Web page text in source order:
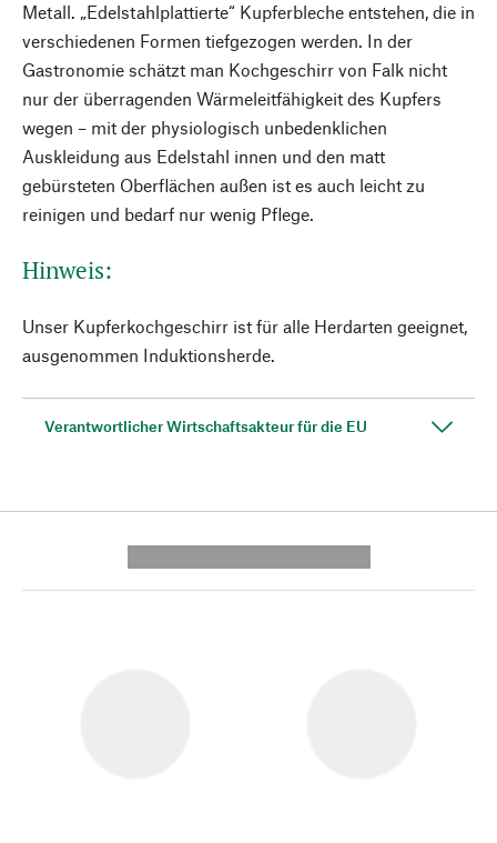
Metall. „Edelstahlplattierte“ Kupferbleche entstehen, die in
verschiedenen Formen tiefgezogen werden. In der
Gastronomie schätzt man Kochgeschirr von Falk nicht
nur der überragenden Wärmeleitfähigkeit des Kupfers
wegen – mit der physiologisch unbedenklichen
Auskleidung aus Edelstahl innen und den matt
gebürsteten Oberflächen außen ist es auch leicht zu
reinigen und bedarf nur wenig Pflege.
Hinweis:
Unser Kupferkochgeschirr ist für alle Herdarten geeignet,
ausgenommen Induktionsherde.
Verantwortlicher Wirtschaftsakteur für die EU